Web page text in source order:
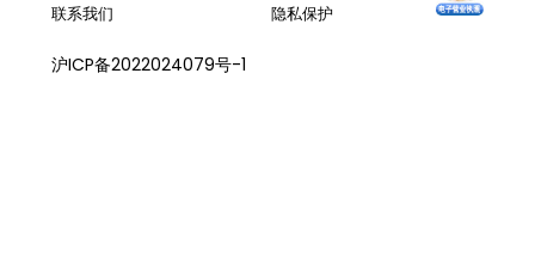
联系我们
隐私保护
沪ICP备2022024079号-1